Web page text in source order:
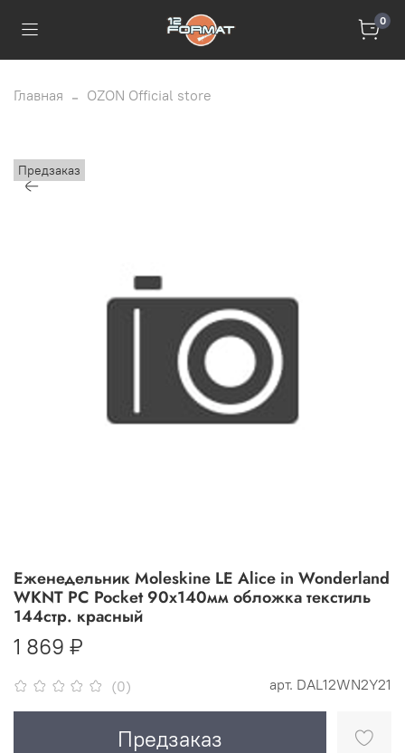
0
Главная OZON Official store
Предзаказ
(0) арт. DAL12WN2Y21
Еженедельник Moleskine LE Alice in Wonderland
WKNT PC Pocket 90x140мм обложка текстиль
144стр. красный
1 869 ₽
Предзаказ